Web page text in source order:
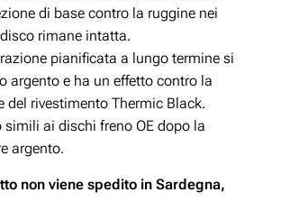
di base contro la ruggine nei
rimane intatta.
pianificata a lungo termine si
argento e ha un effetto contro la
rivestimento Thermic Black.
ai dischi freno OE dopo la
argento.
non viene spedito in Sardegna,